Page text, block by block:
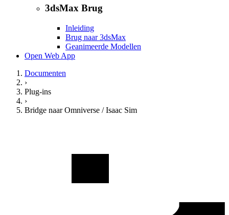
3dsMax Brug
Inleiding
Brug naar 3dsMax
Geanimeerde Modellen
Open Web App
Documenten
›
Plug-ins
›
Bridge naar Omniverse / Isaac Sim